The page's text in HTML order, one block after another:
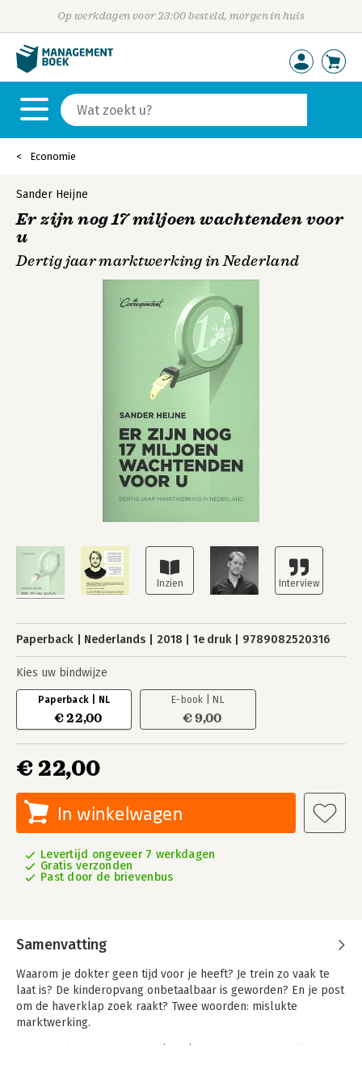
Op werkdagen voor 23:00 besteld, morgen in huis
Economie
Sander Heijne
Er zijn nog 17 miljoen wachtenden voor
u
Dertig jaar marktwerking in Nederland
Paperback Nederlands 2018 1e druk 9789082520316
Kies uw bindwijze
Paperback | NL
€ 22,00
E-book | NL
€ 9,00
€ 22,00
In winkelwagen
Levertijd ongeveer 7 werkdagen
Gratis verzonden
Past door de brievenbus
Samenvatting
Waarom je dokter geen tijd voor je heeft? Je trein zo vaak te
laat is? De kinderopvang onbetaalbaar is geworden? En je post
om de haverklap zoek raakt? Twee woorden: mislukte
marktwerking.